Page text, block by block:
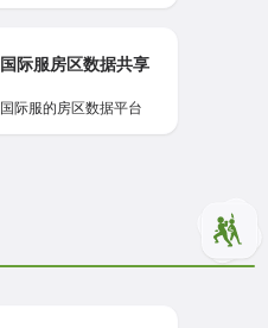
国际服房区数据共享
国际服的房区数据平台